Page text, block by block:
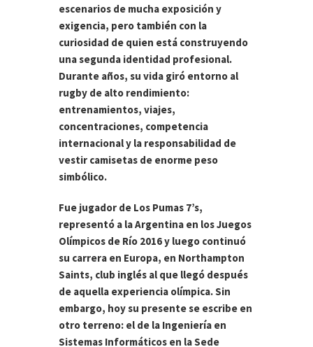
escenarios de mucha exposición y
exigencia, pero también con la
curiosidad de quien está construyendo
una segunda identidad profesional.
Durante años, su vida giró entorno al
rugby de alto rendimiento:
entrenamientos, viajes,
concentraciones, competencia
internacional y la responsabilidad de
vestir camisetas de enorme peso
simbólico.
Fue jugador de Los Pumas 7’s,
representó a la Argentina en los Juegos
Olímpicos de Río 2016 y luego continuó
su carrera en Europa, en Northampton
Saints, club inglés al que llegó después
de aquella experiencia olímpica. Sin
embargo, hoy su presente se escribe en
otro terreno: el de la Ingeniería en
Sistemas Informáticos en la Sede